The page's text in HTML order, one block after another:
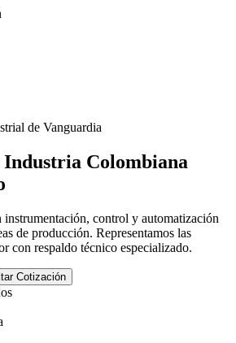
de Vanguardia
Industria Colombiana
instrumentación, control y automatización
de producción. Representamos las
con respaldo técnico especializado.
Cotización